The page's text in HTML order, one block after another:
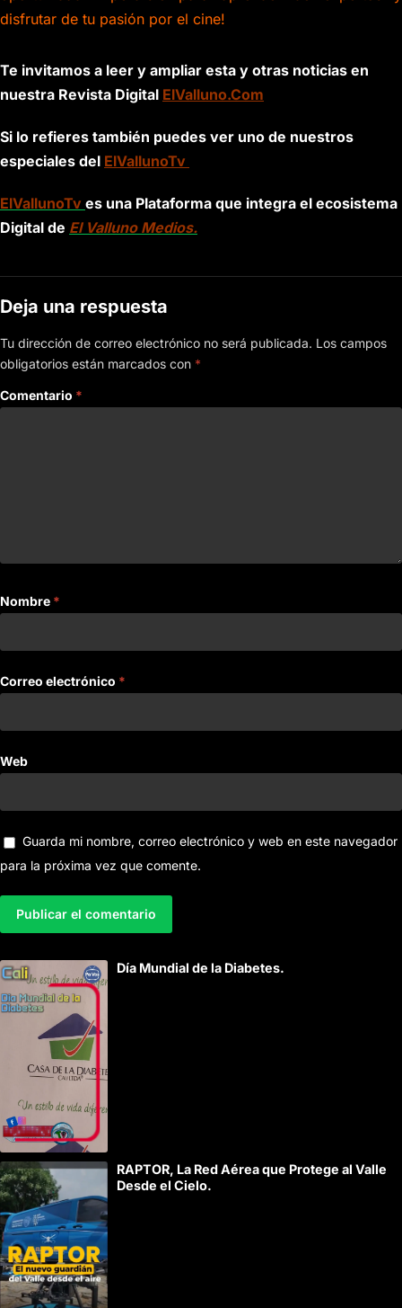
disfrutar de tu pasión por el cine!
Te invitamos a leer y ampliar esta y otras noticias en
nuestra Revista Digital ElValluno.Com
Si lo refieres también puedes ver uno de nuestros
especiales del ElVallunoTv
ElVallunoTv es una Plataforma que integra el ecosistema
Digital de El Valluno Medios.
Deja una respuesta
Tu dirección de correo electrónico no será publicada. Los campos
obligatorios están marcados con *
Comentario *
Nombre *
Correo electrónico *
Web
Guarda mi nombre, correo electrónico y web en este navegador
para la próxima vez que comente.
l
t
t
i
v
e
:
Día Mundial de la Diabetes.
RAPTOR, La Red Aérea que Protege al Valle
Desde el Cielo.